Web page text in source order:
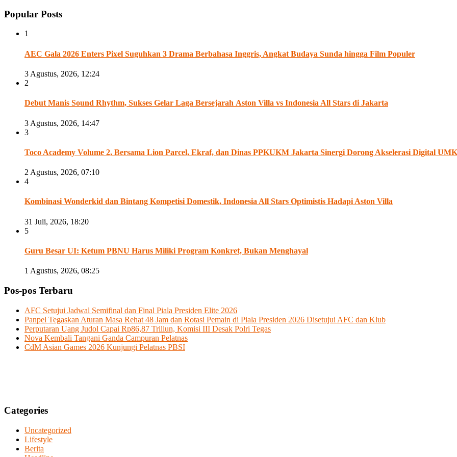
Popular Posts
1
AEC Gala 2026 Enters Pixel Suguhkan 3 Drama Berbahasa Inggris, Angkat Budaya Sunda hingga Film Populer
3 Agustus, 2026, 12:24
2
Debut Manis Sound Rhythm, Sukses Gelar Laga Bersejarah Aston Villa vs Indonesia All Stars di Jakarta
3 Agustus, 2026, 14:47
3
Toco Academy Volume 2, Bersama Lion Parcel, Ekraf, dan Dinas PPKUKM Jakarta Sinergi Dorong Akselerasi Digital
2 Agustus, 2026, 07:10
4
Kombinasi Wonderkid dan Bintang Kompetisi Domestik, Indonesia All Stars Optimistis Hadapi Aston Villa
31 Juli, 2026, 18:20
5
Guru Besar UI: Ketum PBNU Harus Miliki Program Konkret, Bukan Menghayal
1 Agustus, 2026, 08:25
Pos-pos Terbaru
AFC Setujui Jadwal Semifinal dan Final Piala Presiden Elite 2026
Panpel Tegaskan Aturan Masa Rehat 48 Jam dan Rotasi Pemain di Piala Presiden 2026 Disetujui AFC dan Klub
Perputaran Uang Judol Capai Rp86,87 Triliun, Komisi III Desak Polri Tegas
Nova Kembali Tangani Ganda Campuran Pelatnas
CdM Asian Games 2026 Kunjungi Pelatnas PBSI
Categories
Uncategorized
Lifestyle
Berita